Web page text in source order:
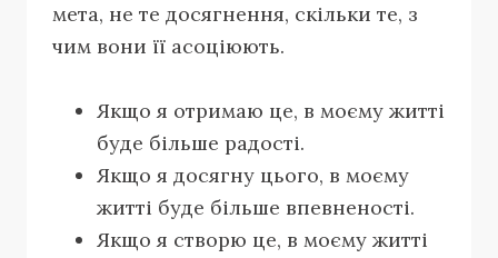
мета, не те досягнення, скільки те, з
чим вони її асоціюють.
Якщо я отримаю це, в моєму житті
буде більше радості.
Якщо я досягну цього, в моєму
житті буде більше впевненості.
Якщо я створю це, в моєму житті